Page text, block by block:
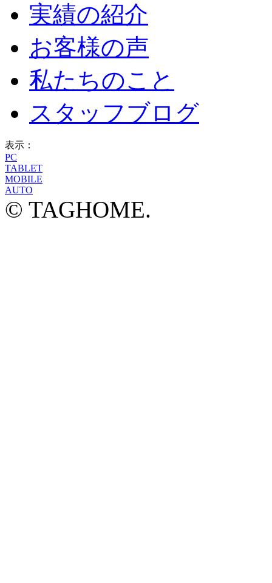
実績の紹介
お客様の声
私たちのこと
スタッフブログ
表示：
PC
TABLET
MOBILE
AUTO
© TAGHOME.